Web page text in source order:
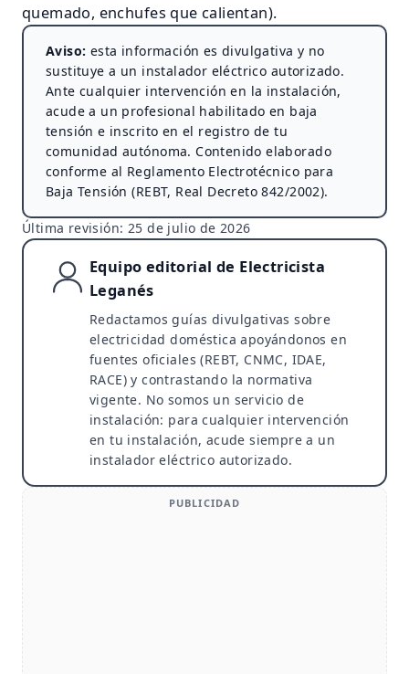
quemado, enchufes que calientan).
Aviso: esta información es divulgativa y no
sustituye a un instalador eléctrico autorizado.
Ante cualquier intervención en la instalación,
acude a un profesional habilitado en baja
tensión e inscrito en el registro de tu
comunidad autónoma. Contenido elaborado
conforme al Reglamento Electrotécnico para
Baja Tensión (REBT, Real Decreto 842/2002).
Última revisión: 25 de julio de 2026
Equipo editorial de Electricista
Leganés
Redactamos guías divulgativas sobre
electricidad doméstica apoyándonos en
fuentes oficiales (REBT, CNMC, IDAE,
RACE) y contrastando la normativa
vigente. No somos un servicio de
instalación: para cualquier intervención
en tu instalación, acude siempre a un
instalador eléctrico autorizado.
PUBLICIDAD